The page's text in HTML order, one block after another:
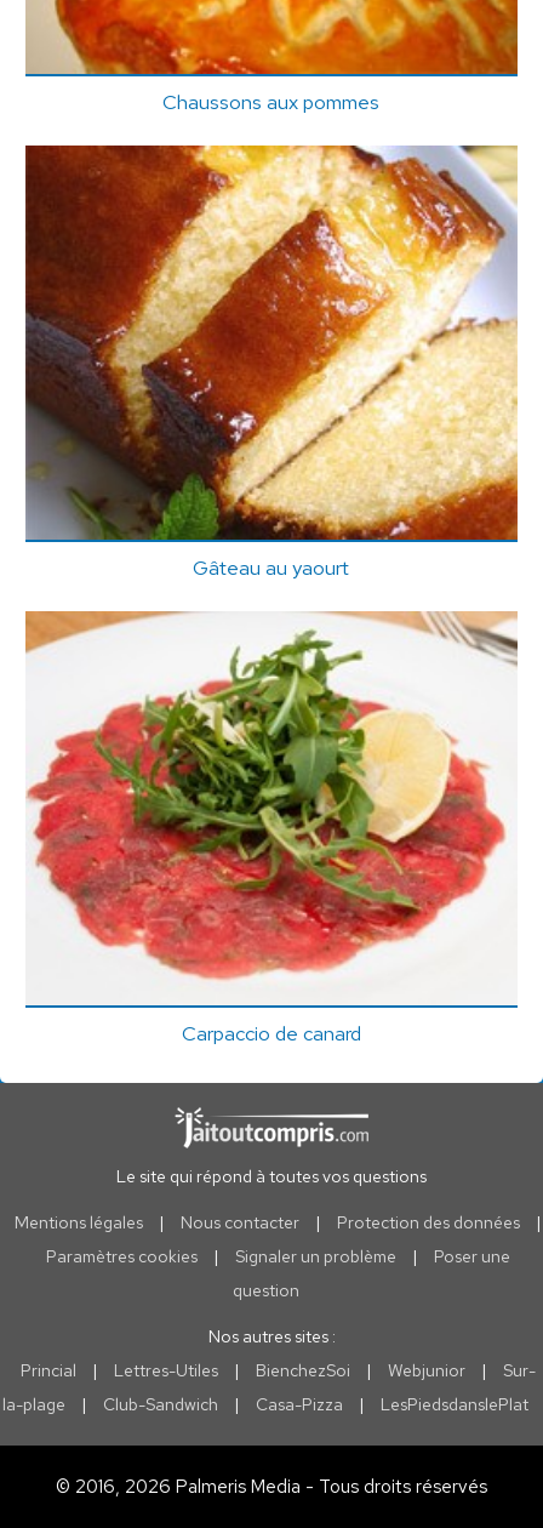
Chaussons aux pommes
Gâteau au yaourt
Carpaccio de canard
Le site qui répond à toutes vos questions
Mentions légales | Nous contacter | Protection des données
|
Paramètres cookies
| Signaler un problème |
Poser une
question
Nos autres sites :
Princial
| Lettres-Utiles | BienchezSoi | Webjunior |
Sur-
la-plage
| Club-Sandwich | Casa-Pizza | LesPiedsdanslePlat
© 2016, 2026 Palmeris Media - Tous droits réservés